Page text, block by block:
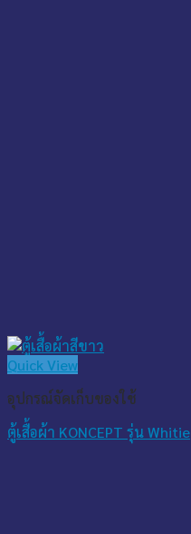
Quick View
อุปกรณ์จัดเก็บของใช้
ตู้เสื้อผ้า KONCEPT รุ่น Whitie